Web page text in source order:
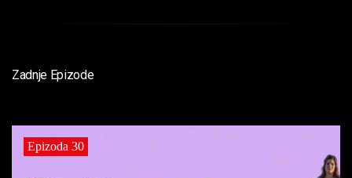
Zadnje Epizode
Epizoda 30